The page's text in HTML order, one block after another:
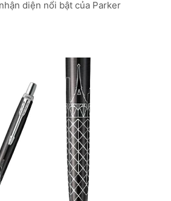
diện nổi bật của Parker